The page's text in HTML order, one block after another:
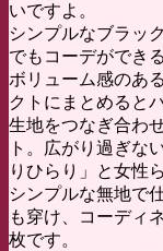
いですよ。
シンプルなブラッ
でもコーデができ
ボリューム感のあ
クトにまとめると
生地をつなぎ合わ
ト。広がり過ぎな
りひらり」と女性
シンプルな無地で
も穿け、コーディ
枚です。